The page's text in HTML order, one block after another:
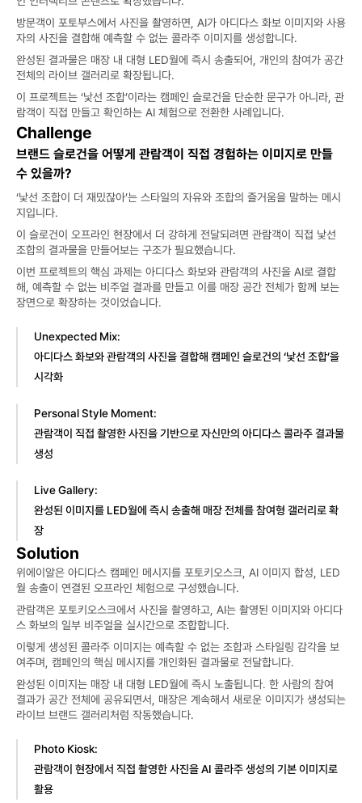
방문객이 포토부스에서 사진을 촬영하면, AI가 아디다스 화보 이미지와 사용
자의 사진을 결합해 예측할 수 없는 콜라주 이미지를 생성합니다.
완성된 결과물은 매장 내 대형 LED월에 즉시 송출되어, 개인의 참여가 공간
전체의 라이브 갤러리로 확장됩니다.
이 프로젝트는 ‘낯선 조합’이라는 캠페인 슬로건을 단순한 문구가 아니라, 관
람객이 직접 만들고 확인하는 AI 체험으로 전환한 사례입니다.
Challenge
브랜드 슬로건을 어떻게 관람객이 직접 경험하는 이미지로 만들
수 있을까?
‘낯선 조합이 더 재밌잖아’는 스타일의 자유와 조합의 즐거움을 말하는 메시
지입니다.
이 슬로건이 오프라인 현장에서 더 강하게 전달되려면 관람객이 직접 낯선
조합의 결과물을 만들어보는 구조가 필요했습니다.
이번 프로젝트의 핵심 과제는 아디다스 화보와 관람객의 사진을 AI로 결합
해, 예측할 수 없는 비주얼 결과를 만들고 이를 매장 공간 전체가 함께 보는
장면으로 확장하는 것이었습니다.
Unexpected Mix:
아디다스 화보와 관람객의 사진을 결합해 캠페인 슬로건의 ‘낯선 조합’을
시각화
Personal Style Moment:
관람객이 직접 촬영한 사진을 기반으로 자신만의 아디다스 콜라주 결과물
생성
Live Gallery:
완성된 이미지를 LED월에 즉시 송출해 매장 전체를 참여형 갤러리로 확
장
Solution
위에이알은 아디다스 캠페인 메시지를 포토키오스크, AI 이미지 합성, LED
월 송출이 연결된 오프라인 체험으로 구성했습니다.
관람객은 포토키오스크에서 사진을 촬영하고, AI는 촬영된 이미지와 아디다
스 화보의 일부 비주얼을 실시간으로 조합합니다.
이렇게 생성된 콜라주 이미지는 예측할 수 없는 조합과 스타일링 감각을 보
여주며, 캠페인의 핵심 메시지를 개인화된 결과물로 전달합니다.
완성된 이미지는 매장 내 대형 LED월에 즉시 노출됩니다. 한 사람의 참여
결과가 공간 전체에 공유되면서, 매장은 계속해서 새로운 이미지가 생성되는
라이브 브랜드 갤러리처럼 작동했습니다.
Photo Kiosk:
관람객이 현장에서 직접 촬영한 사진을 AI 콜라주 생성의 기본 이미지로
활용